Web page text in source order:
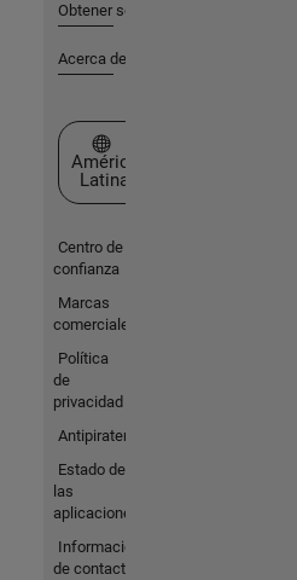
Obtener soporte
Acerca de MathWorks
Seleccione un país/idioma
América
Latina
Centro de
confianza
Marcas
comerciales
Política
de
privacidad
Antipiratería
Estado de
las
aplicaciones
Información
de contacto